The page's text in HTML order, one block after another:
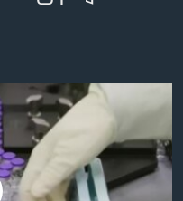
း
available